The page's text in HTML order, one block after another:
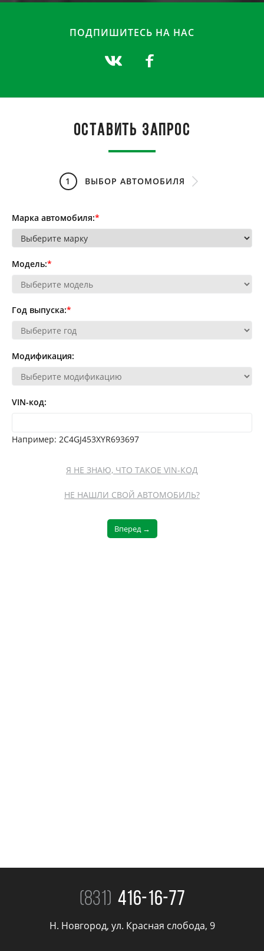
Оставить запрос
1 ВЫБОР АВТОМОБИЛЯ
Марка автомобиля:*
Модель:*
Год выпуска:*
Модификация:
VIN-код:
Например: 2C4GJ453XYR693697
Я НЕ ЗНАЮ, ЧТО ТАКОЕ VIN-КОД
НЕ НАШЛИ СВОЙ АВТОМОБИЛЬ?
Вперед →
ПОДПИШИТЕСЬ НА НАС
(831) 416-16-77
Н. Новгород, ул. Красная слобода, 9